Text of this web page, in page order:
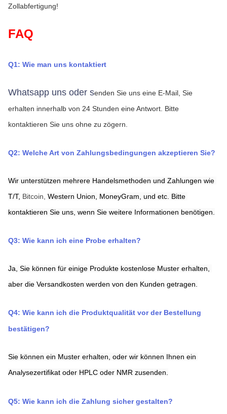
Zollabfertigung!
FAQ
Q1: Wie man uns kontaktiert
Whatsapp uns oder senden Sie uns eine E-Mail, Sie
erhalten innerhalb von 24 Stunden eine Antwort. Bitte
kontaktieren Sie uns ohne zu zögern.
Q2: Welche Art von Zahlungsbedingungen akzeptieren Sie?
Wir unterstützen mehrere Handelsmethoden und Zahlungen wie
T/T, Bitcoin, Western Union, MoneyGram, und etc. Bitte
kontaktieren Sie uns, wenn Sie weitere Informationen benötigen.
Q3: Wie kann ich eine Probe erhalten?
Ja, Sie können für einige Produkte kostenlose Muster erhalten,
aber die Versandkosten werden von den Kunden getragen.
Q4: Wie kann ich die Produktqualität vor der Bestellung
bestätigen?
Sie können ein Muster erhalten, oder wir können Ihnen ein
Analysezertifikat oder HPLC oder NMR zusenden.
Q5: Wie kann ich die Zahlung sicher gestalten?